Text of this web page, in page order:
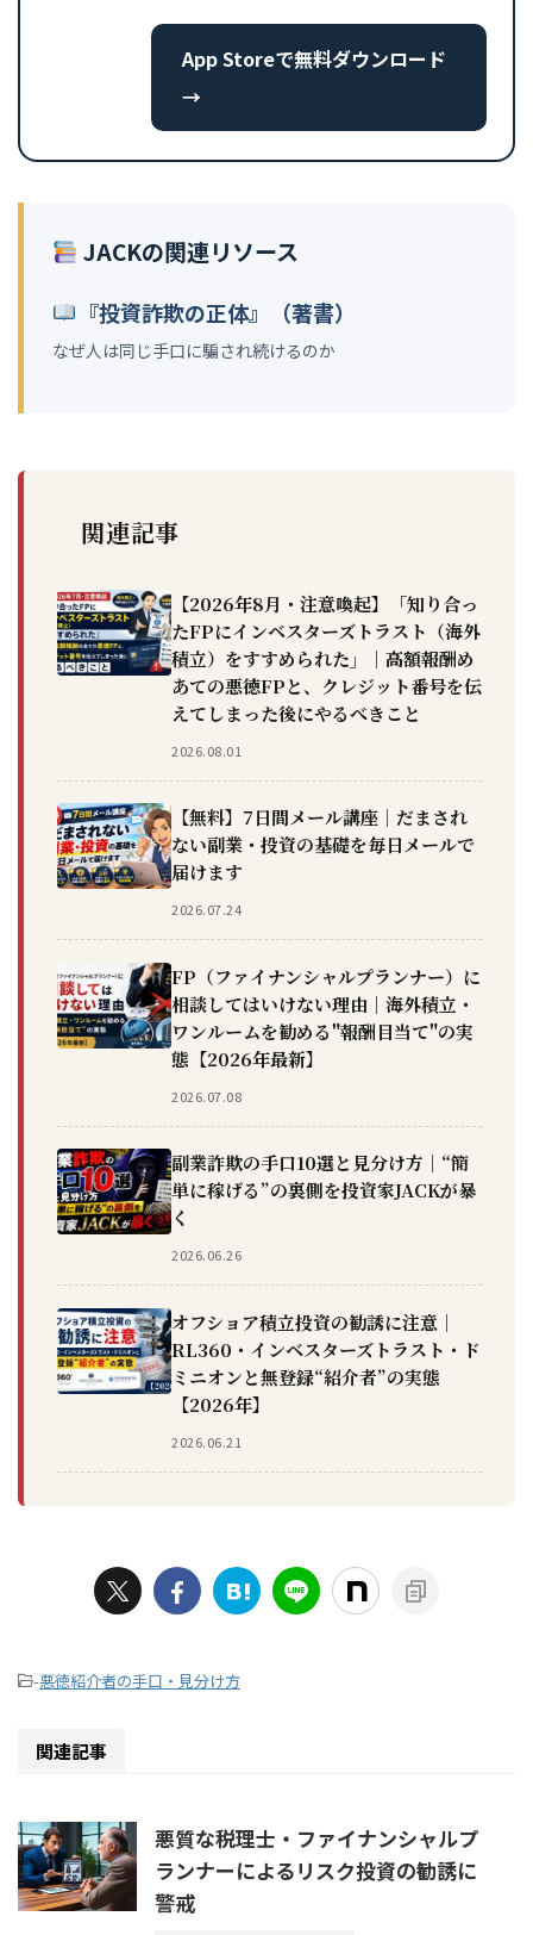
App Storeで無料ダウンロード
→
JACKの関連リソース
『投資詐欺の正体』（著書）
なぜ人は同じ手口に騙され続けるのか
関連記事
【2026年8月・注意喚起】「知り合っ
たFPにインベスターズトラスト（海外
積立）をすすめられた」｜高額報酬め
あての悪徳FPと、クレジット番号を伝
えてしまった後にやるべきこと
2026.08.01
【無料】7日間メール講座｜だまされ
ない副業・投資の基礎を毎日メールで
届けます
2026.07.24
FP（ファイナンシャルプランナー）に
相談してはいけない理由｜海外積立・
ワンルームを勧める"報酬目当て"の実
態【2026年最新】
2026.07.08
副業詐欺の手口10選と見分け方｜“簡
単に稼げる”の裏側を投資家JACKが暴
く
2026.06.26
オフショア積立投資の勧誘に注意｜
RL360・インベスターズトラスト・ド
ミニオンと無登録“紹介者”の実態
【2026年】
2026.06.21
-悪徳紹介者の手口・見分け方
関連記事
悪質な税理士・ファイナンシャルプ
ランナーによるリスク投資の勧誘に
警戒